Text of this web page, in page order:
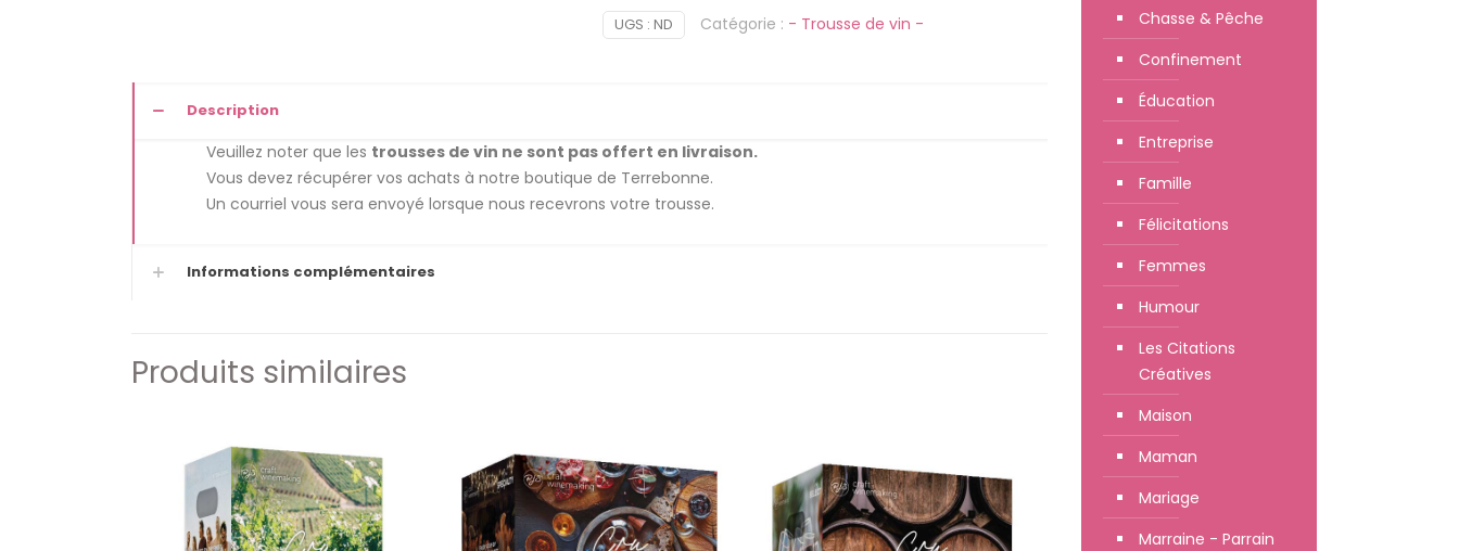
International
UGS : ND Catégorie : - Trousse de vin -
Description
Veuillez noter que les trousses de vin ne sont pas offert en livraison.
Vous devez récupérer vos achats à notre boutique de Terrebonne.
Un courriel vous sera envoyé lorsque nous recevrons votre trousse.
Informations complémentaires
Produits similaires
Chasse & Pêche
Confinement
Éducation
Entreprise
Famille
Félicitations
Femmes
Humour
Les Citations
Créatives
Maison
Maman
Mariage
Marraine - Parrain